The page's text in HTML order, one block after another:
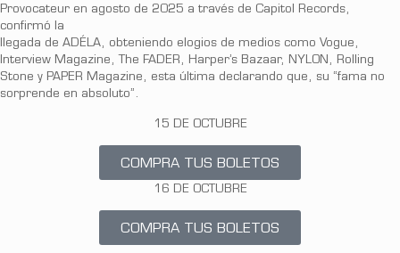
Provocateur en agosto de 2025 a través de Capitol Records,
confirmó la
llegada de ADÉLA, obteniendo elogios de medios como Vogue,
Interview Magazine, The FADER, Harper’s Bazaar, NYLON, Rolling
Stone y PAPER Magazine, esta última declarando que, su “fama no
sorprende en absoluto”.
15 DE OCTUBRE
COMPRA TUS BOLETOS
16 DE OCTUBRE
COMPRA TUS BOLETOS